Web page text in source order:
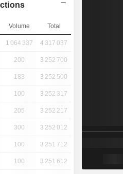
Volume Total
1 064 337 4 317 037
200 3 252 700
183 3 252 500
100 3 252 317
205 3 252 217
300 3 252 012
100 3 251 712
100 3 251 612